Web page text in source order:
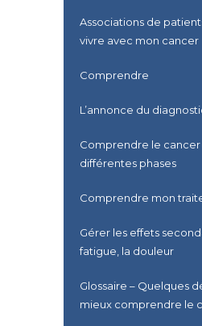
Associations de
vivre avec mon cancer
Comprendre
L’annonce du
Comprendre le cancer
différentes phases
Comprendre mon
Gérer les effets
fatigue, la douleur
Glossaire – Quelques
mieux comprendre le